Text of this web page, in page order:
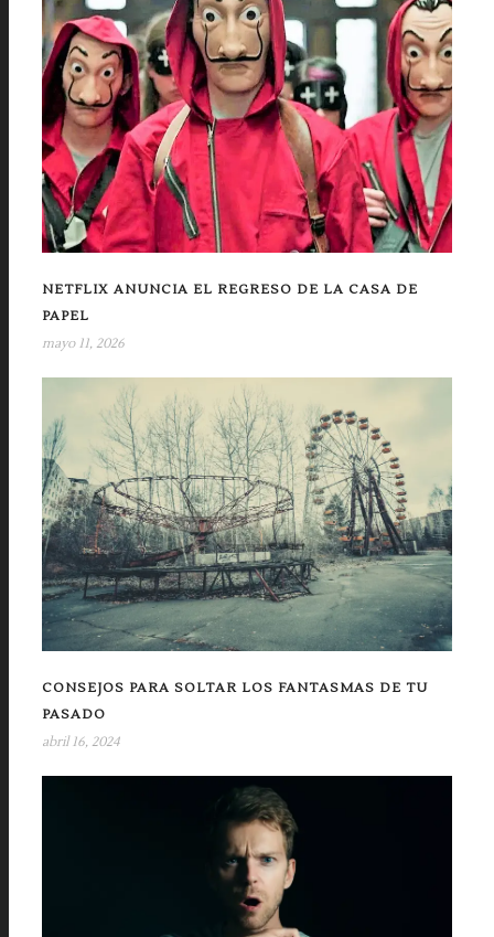
NETFLIX ANUNCIA EL REGRESO DE LA CASA DE
PAPEL
mayo 11, 2026
CONSEJOS PARA SOLTAR LOS FANTASMAS DE TU
PASADO
abril 16, 2024